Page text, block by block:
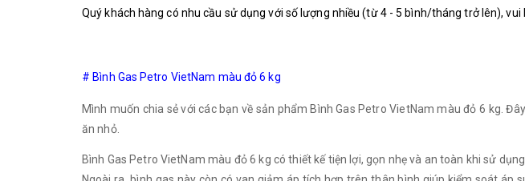
Quý khách hàng có nhu cầu sử dụng với số lượng nhiều (từ 4 - 5 bình/tháng trở lên), vui
# Bình Gas Petro VietNam màu đỏ 6 kg
Mình muốn chia sẻ với các bạn về sản phẩm Bình Gas Petro VietNam màu đỏ 6 kg.
ăn nhỏ.
Bình Gas Petro VietNam màu đỏ 6 kg có thiết kế tiện lợi, gọn nhẹ và an toàn khi sử